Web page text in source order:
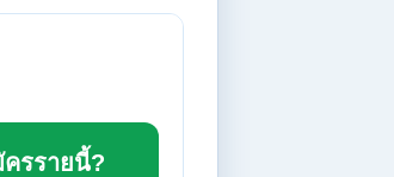
รรายนี้?